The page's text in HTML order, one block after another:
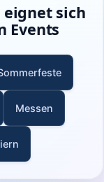
eignet sich
Events
Messen